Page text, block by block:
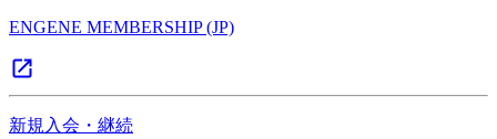
ENGENE MEMBERSHIP (JP)
新規入会・継続